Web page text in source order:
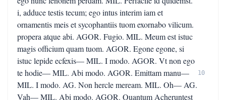
i, adduce testis tecum; ego intus interim iam et
ornamentis meis et sycophantiis tuom exornabo vilicum.
propera atque abi. AGOR. Fugio. MIL. Meum est istuc
magis officium quam tuom. AGOR. Egone egone, si
istuc lepide ecfexis— MIL. I modo. AGOR. Vt non ego
te hodie— MIL. Abi modo. AGOR. Emittam manu—
MIL. I modo. AG. Non hercle meream. MIL. Oh— AG.
Vah— MIL. Abi modo. AGOR. Quantum Acheruntest
10